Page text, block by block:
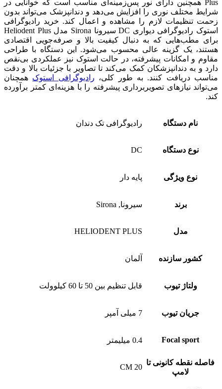
Plus همچنین دارای نور پس‌زمینه‌ای مناسب است که خوانایی در
شرایط مختلف نوری را افزایش می‌دهد و دندانپزشک می‌تواند بدون
زحمت تنظیمات لازم را مشاهده و اعمال کند. خرید رادیوگرافی
استوک رادیوگرافی دیواری DC سیرونا Sirona مدل Heliodent Plus
برای مطب‌هایی که به دنبال کیفیت بالا و صرفه‌جویی اقتصادی
هستند، یک گزینه عالی محسوب می‌شود. این دستگاه با طراحی
مقاوم و امکانات پیشرفته، در حالت استوک نیز عملکردی بی‌نقص
دارد و به دندانپزشکان کمک می‌کند تا تصاویر با جزئیات بالا و دقت
مناسب دریافت کنند. به طور کلی، رادیوگرافی استوک همچنان
می‌تواند نیازهای تصویربرداری پیشرفته را با هزینه‌ای کمتر برآورده
کند.
نام دستگاه رادیوگرافی تک دندان
نوع دستگاه DC
نوع ویژگی پایه دار
برند سیرونا, Sirona
مدل HELIODENT PLUS
کشور سازنده آلمان
ولتاژ تیوب قابل تنظیم بین 50 تا 60 کیلوولت
جریان تیوب 7 میلی آمپر
Focal sport 0.4 میلیمتر
فاصله نقطه کانونی تا
لامپ
CM 20